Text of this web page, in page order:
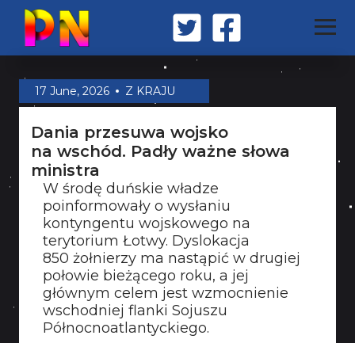
STRONA GŁÓWNA
Z KRAJU
ŚWIAT
MILITARIA
OPINIA
17 June, 2026 Z KRAJU
Dania przesuwa wojsko
na wschód. Padły ważne słowa
ministra
W środę duńskie władze
poinformowały o wysłaniu
kontyngentu wojskowego na
terytorium Łotwy. Dyslokacja
850 żołnierzy ma nastąpić w drugiej
połowie bieżącego roku, a jej
głównym celem jest wzmocnienie
wschodniej flanki Sojuszu
Północnoatlantyckiego.